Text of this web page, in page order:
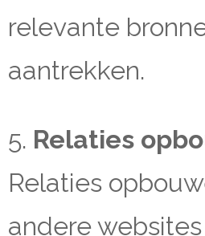
relevante
aantrekken.
5. Relaties
Relaties
andere